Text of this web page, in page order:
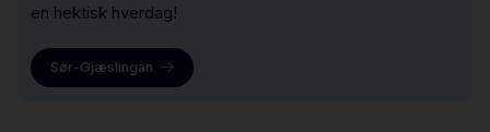
en hektisk hverdag!
Sør-Gjæslingan